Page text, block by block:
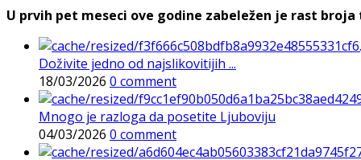
U prvih pet meseci ove godine zabeležen je rast
Doživite jedno od najslikovitijih ...
18/03/2026 0 comment
Mnogo je razloga da posetite Ljuboviju
04/03/2026 0 comment